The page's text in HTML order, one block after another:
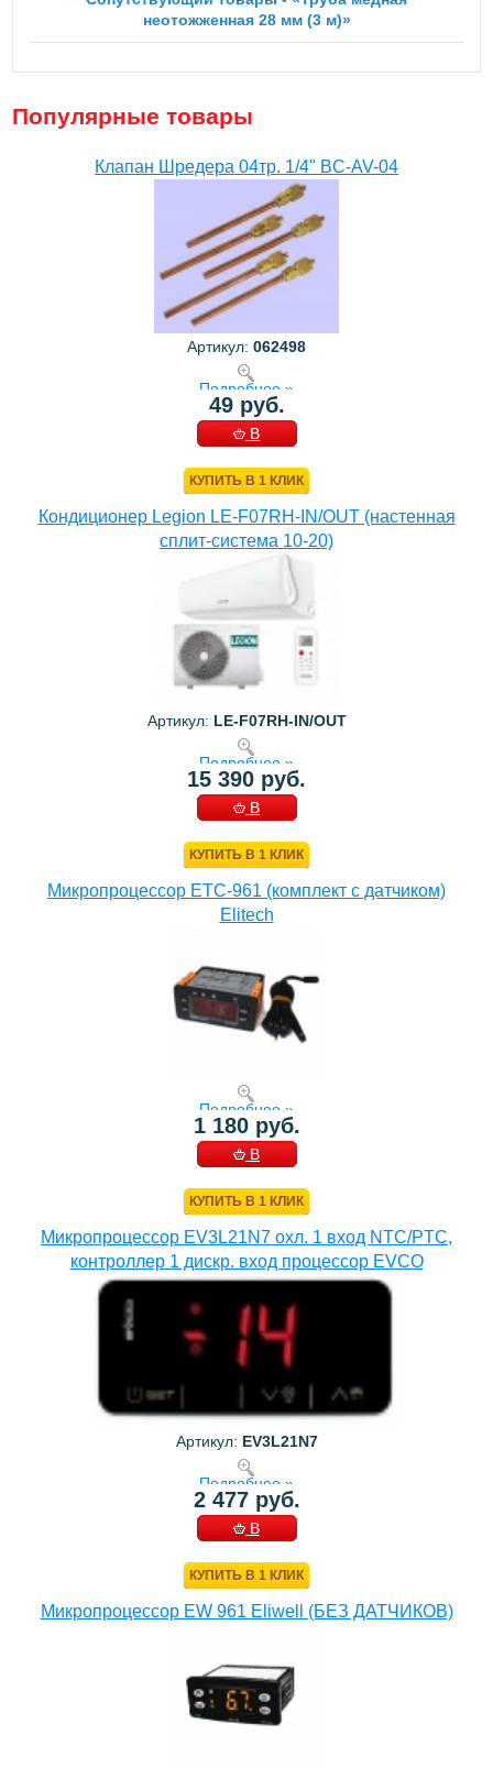
неотожженная 28 мм (3 м)»
Популярные товары
Клапан Шредера 04тр. 1/4" BC-AV-04
Артикул: 062498
Подробнее »
49 руб.
В
КУПИТЬ В 1 КЛИК
Кондиционер Legion LE-F07RH-IN/OUT (настенная
сплит-система 10-20)
Артикул: LE-F07RH-IN/OUT
Подробнее »
15 390 руб.
В
КУПИТЬ В 1 КЛИК
Микропроцессор ETC-961 (комплект c датчиком)
Elitech
Подробнее »
1 180 руб.
В
КУПИТЬ В 1 КЛИК
Микропроцессор EV3L21N7 охл. 1 вход NTC/PTC,
контроллер 1 дискр. вход процессор EVCO
Артикул: EV3L21N7
Подробнее »
2 477 руб.
В
КУПИТЬ В 1 КЛИК
Микропроцессор EW 961 Eliwell (БЕЗ ДАТЧИКОВ)